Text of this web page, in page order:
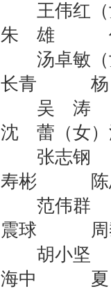
王伟红
朱 雄 任
汤卓敏（
长青 杨
吴 涛
沈 蕾（女
张志钢
寿彬 陈
范伟群
震球 周
胡小坚
海中 夏 娇